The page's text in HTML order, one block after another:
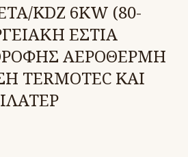
KDZ 6KW (80-
ΕΣΤΙΑ
ΑΕΡΟΘΕΡΜΗ
TERMOTEC KAI